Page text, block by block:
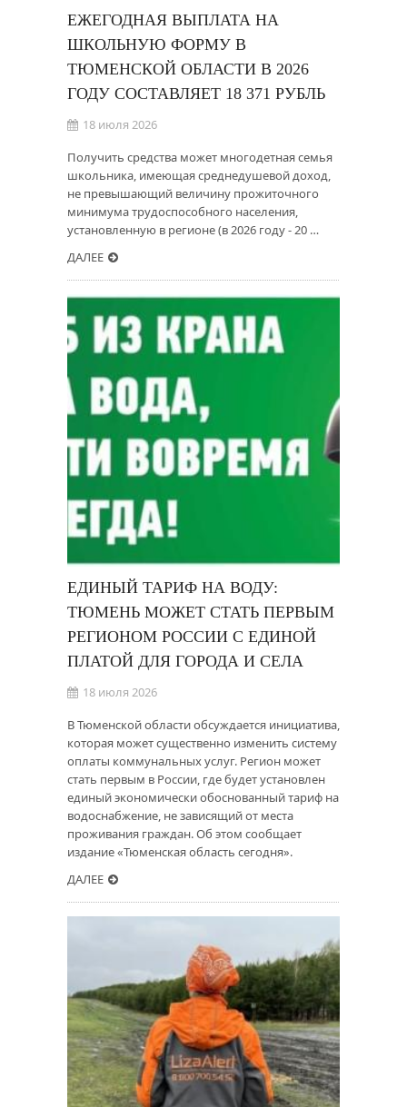
ЕЖЕГОДНАЯ ВЫПЛАТА НА
ШКОЛЬНУЮ ФОРМУ В
ТЮМЕНСКОЙ ОБЛАСТИ В 2026
ГОДУ СОСТАВЛЯЕТ 18 371 РУБЛЬ
18 июля 2026
Получить средства может многодетная семья
школьника, имеющая среднедушевой доход,
не превышающий величину прожиточного
минимума трудоспособного населения,
установленную в регионе (в 2026 году - 20 …
ДАЛЕЕ
ЕДИНЫЙ ТАРИФ НА ВОДУ:
ТЮМЕНЬ МОЖЕТ СТАТЬ ПЕРВЫМ
РЕГИОНОМ РОССИИ С ЕДИНОЙ
ПЛАТОЙ ДЛЯ ГОРОДА И СЕЛА
18 июля 2026
В Тюменской области обсуждается инициатива,
которая может существенно изменить систему
оплаты коммунальных услуг. Регион может
стать первым в России, где будет установлен
единый экономически обоснованный тариф на
водоснабжение, не зависящий от места
проживания граждан. Об этом сообщает
издание «Тюменская область сегодня».
ДАЛЕЕ